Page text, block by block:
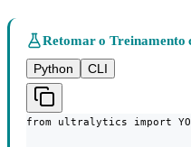
Retomar o Treinamento
Python
CLI
from ultralytics import